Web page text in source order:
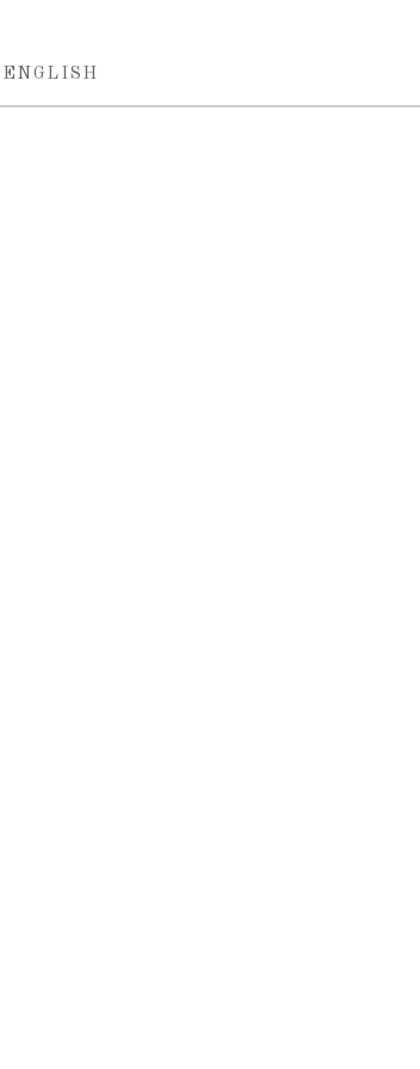
ENGLISH